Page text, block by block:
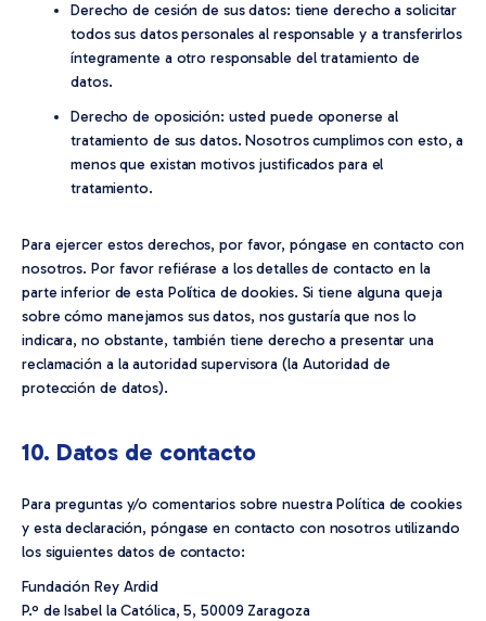
Derecho de cesión de sus datos: tiene derecho a solicitar
todos sus datos personales al responsable y a transferirlos
íntegramente a otro responsable del tratamiento de
datos.
Derecho de oposición: usted puede oponerse al
tratamiento de sus datos. Nosotros cumplimos con esto, a
menos que existan motivos justificados para el
tratamiento.
Para ejercer estos derechos, por favor, póngase en contacto con
nosotros. Por favor refiérase a los detalles de contacto en la
parte inferior de esta Política de dookies. Si tiene alguna queja
sobre cómo manejamos sus datos, nos gustaría que nos lo
indicara, no obstante, también tiene derecho a presentar una
reclamación a la autoridad supervisora (la Autoridad de
protección de datos).
10. Datos de contacto
Para preguntas y/o comentarios sobre nuestra Política de cookies
y esta declaración, póngase en contacto con nosotros utilizando
los siguientes datos de contacto:
Fundación Rey Ardid
P.º de Isabel la Católica, 5, 50009 Zaragoza